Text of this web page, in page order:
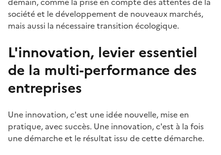
société et le développement de nouveaux marchés,
mais aussi la nécessaire transition écologique.
L'innovation, levier essentiel
de la multi-performance des
entreprises
Une innovation, c'est une idée nouvelle, mise en
pratique, avec succès. Une innovation, c'est à la fois
une démarche et le résultat issu de cette démarche.